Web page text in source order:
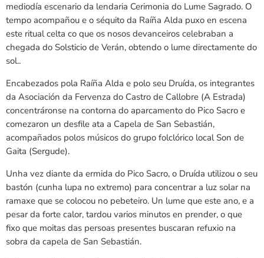
mediodía escenario da lendaria Cerimonia do Lume Sagrado. O
tempo acompañou e o séquito da Raíña Alda puxo en escena
este ritual celta co que os nosos devanceiros celebraban a
chegada do Solsticio de Verán, obtendo o lume directamente do
sol..
Encabezados pola Raíña Alda e polo seu Druída, os integrantes
da Asociación da Fervenza do Castro de Callobre (A Estrada)
concentráronse na contorna do aparcamento do Pico Sacro e
comezaron un desfile ata a Capela de San Sebastián,
acompañados polos músicos do grupo folclórico local Son de
Gaita (Sergude).
Unha vez diante da ermida do Pico Sacro, o Druída utilizou o seu
bastón (cunha lupa no extremo) para concentrar a luz solar na
ramaxe que se colocou no pebeteiro. Un lume que este ano, e a
pesar da forte calor, tardou varios minutos en prender, o que
fixo que moitas das persoas presentes buscaran refuxio na
sobra da capela de San Sebastián.